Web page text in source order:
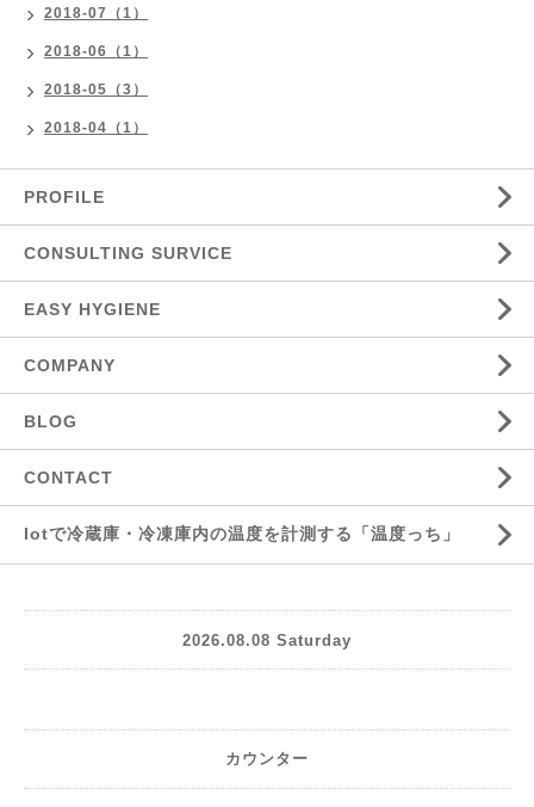
2018-07（1）
2018-06（1）
2018-05（3）
2018-04（1）
PROFILE
CONSULTING SURVICE
EASY HYGIENE
COMPANY
BLOG
CONTACT
Iotで冷蔵庫・冷凍庫内の温度を計測する「温度っち」
2026.08.08 Saturday
カウンター